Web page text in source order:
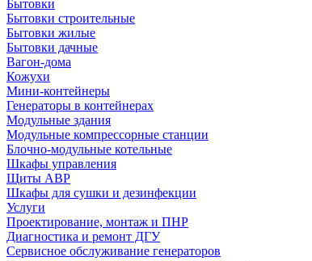
Бытовки
Бытовки строительные
Бытовки жилые
Бытовки дачные
Вагон-дома
Кожухи
Мини-контейнеры
Генераторы в контейнерах
Модульные здания
Модульные компрессорные станции
Блочно-модульные котельные
Шкафы управления
Щиты АВР
Шкафы для сушки и дезинфекции
Услуги
Проектирование, монтаж и ПНР
Диагностика и ремонт ДГУ
Сервисное обслуживание генераторов